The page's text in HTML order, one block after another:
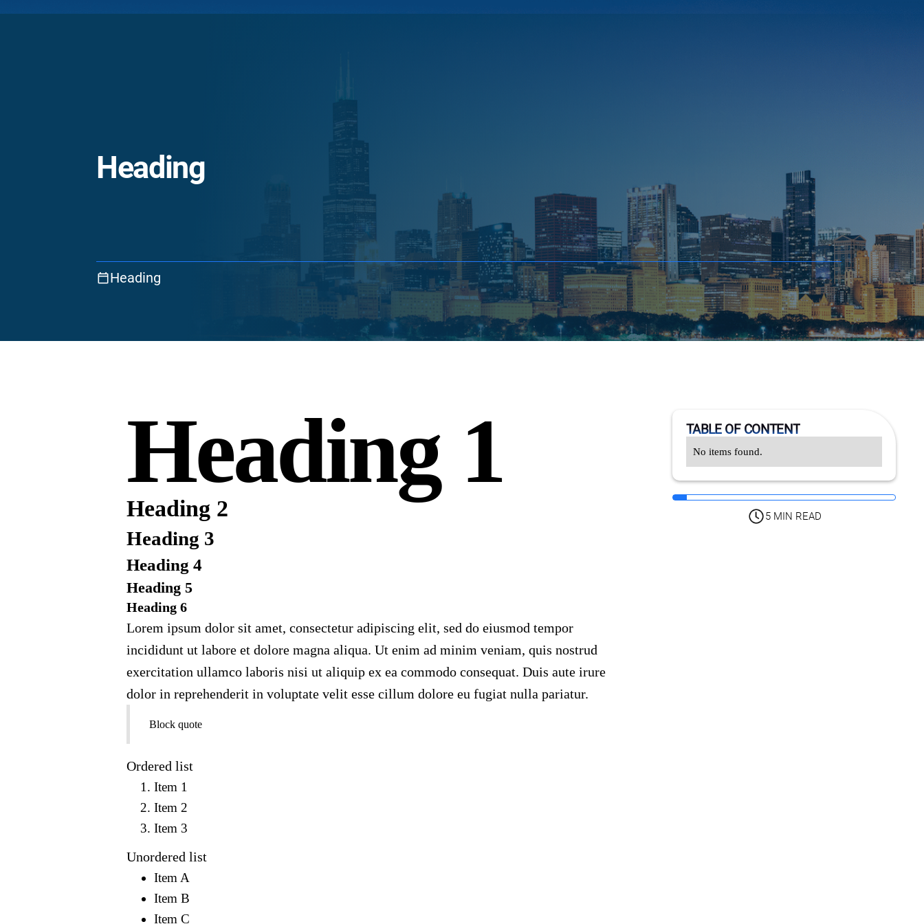
Heading
Heading
Heading 1
Heading 2
Heading 3
Heading 4
Heading 5
Heading 6
Lorem ipsum dolor sit amet, consectetur adipiscing elit, sed do eiusmod tempor
incididunt ut labore et dolore magna aliqua. Ut enim ad minim veniam, quis nostrud
exercitation ullamco laboris nisi ut aliquip ex ea commodo consequat. Duis aute irure
dolor in reprehenderit in voluptate velit esse cillum dolore eu fugiat nulla pariatur.
Block quote
Ordered list
Item 1
Item 2
Item 3
Unordered list
Item A
Item B
Item C
TABLE OF CONTENT
No items found.
5 MIN READ